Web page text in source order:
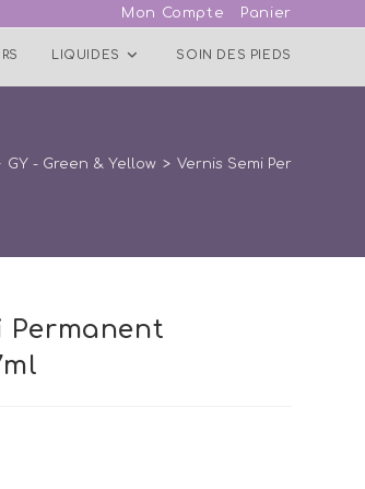
Mon Compte Panier
LIQUIDES SOIN DES PIEDS
GY - Green & Yellow > Vernis Semi Permanent
Permanent